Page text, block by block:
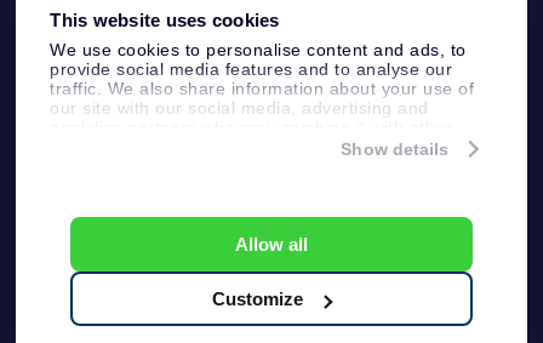
This website uses cookies
We use cookies to personalise content and ads, to
provide social media features and to analyse our
traffic. We also share information about your use of
our site with our social media, advertising and
information that you’ve provided to them or that
Show details
Allow all
Customize
公司礼品
One Million Stars
OSR Starsaver
配送信息
退货政策&撤销权
客户服务:help@osr.org
KVK: 60333553, VAT: NL 8538.62.722B01
One Million Stars
一般条款和条件
隐私政策和免责声明